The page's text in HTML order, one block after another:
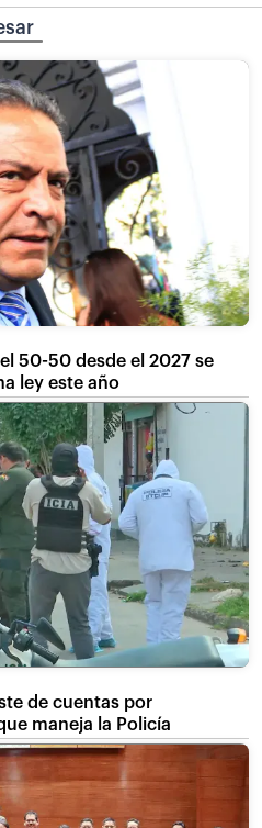
50-50 desde el 2027 se
ley este año
de cuentas por
maneja la Policía